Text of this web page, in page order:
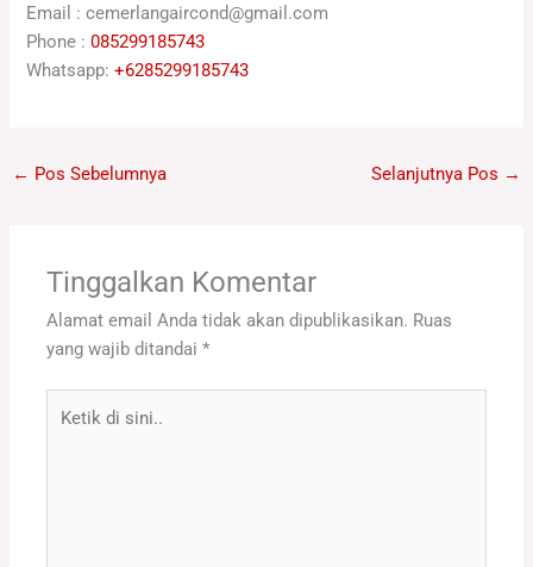
Email : cemerlangaircond@gmail.com
Phone :085299185743
Whatsapp:+6285299185743
← Pos Sebelumnya Selanjutnya Pos →
Tinggalkan Komentar
Alamat email Anda tidak akan dipublikasikan. Ruas
yang wajib ditandai*